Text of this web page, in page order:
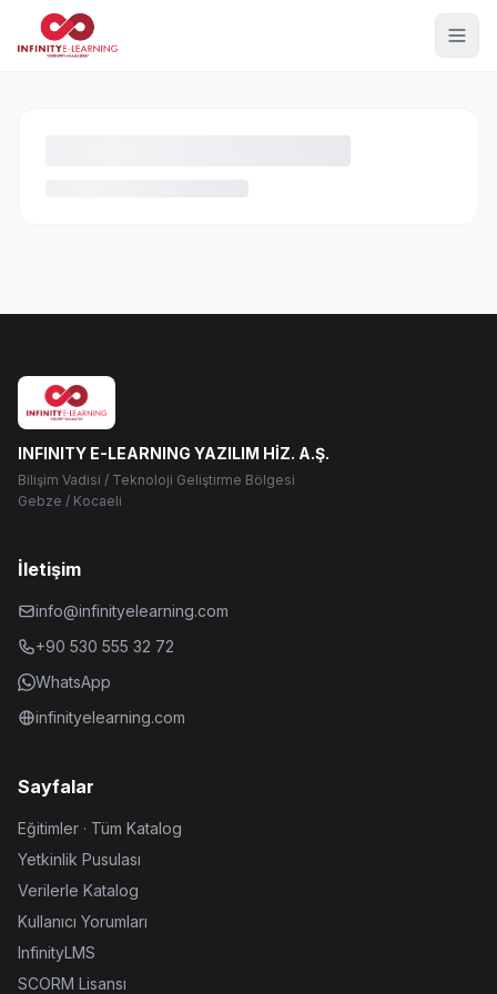
INFINITY E-LEARNING YAZILIM HİZ. A.Ş.
Bilişim Vadisi / Teknoloji Geliştirme Bölgesi
Gebze / Kocaeli
İletişim
info@infinityelearning.com
+90 530 555 32 72
WhatsApp
infinityelearning.com
Sayfalar
Eğitimler · Tüm Katalog
Yetkinlik Pusulası
Verilerle Katalog
Kullanıcı Yorumları
InfinityLMS
SCORM Lisansı